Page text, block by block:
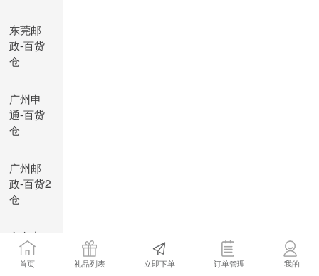
东莞邮
政-百货
仓
广州申
通-百货
仓
广州邮
政-百货2
仓
义乌中
通-百货
仓首页 礼品列表 立即下单 订单管理 我的